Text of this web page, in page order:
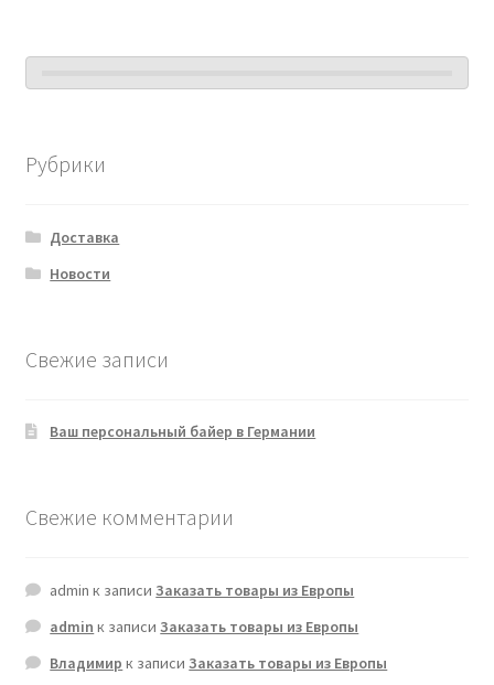
Рубрики
Доставка
Новости
Свежие записи
Ваш персональный байер в Германии
Свежие комментарии
admin к записиЗаказать товары из Европы
admin к записиЗаказать товары из Европы
Владимир к записиЗаказать товары из Европы